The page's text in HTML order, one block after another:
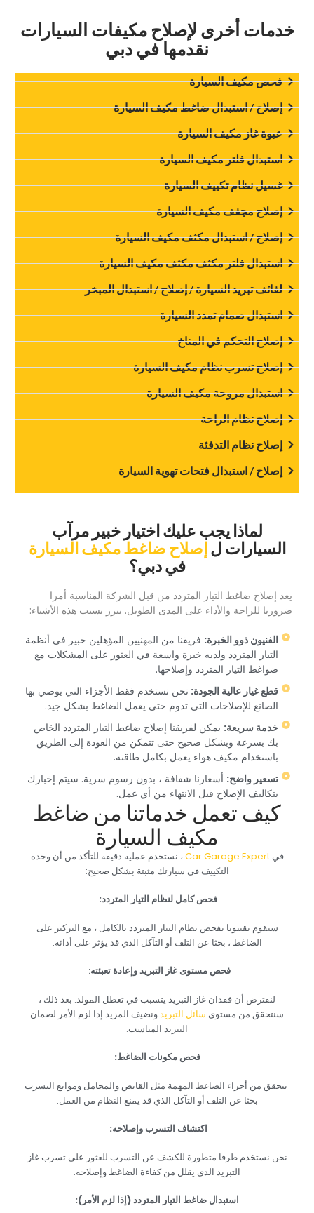
خدمات أخرى لإصلاح مكيفات السيارات
نقدمها في دبي
‏فحص مكيف السيارة‏
‏إصلاح / استبدال ضاغط مكيف السيارة‏
‏عبوة غاز مكيف السيارة‏
‏استبدال فلتر مكيف السيارة‏
غسيل نظام تكييف السيارة
‏إصلاح مجفف مكيف السيارة‏
‏إصلاح / استبدال مكثف مكيف السيارة‏
‏استبدال فلتر مكثف مكثف مكيف السيارة‏
‏لفائف تبريد السيارة / إصلاح / استبدال المبخر‏
‏استبدال صمام تمدد السيارة‏
‏إصلاح التحكم في المناخ‏
‏إصلاح تسرب نظام مكيف السيارة‏
‏استبدال مروحة مكيف السيارة‏
‏إصلاح نظام الراحة‏
‏إصلاح نظام التدفئة‏
‏إصلاح / استبدال فتحات تهوية السيارة‏
‏لماذا يجب عليك اختيار خبير مرآب
السيارات ل‏‏إصلاح ضاغط مكيف السيارة‏
‏في دبي؟‏
‏يعد إصلاح ضاغط التيار المتردد من قبل الشركة المناسبة أمرا
ضروريا للراحة والأداء على المدى الطويل. يبرز بسبب هذه الأشياء:‏
‏الفنيون ذوو الخبرة:‏ ‏ فريقنا من المهنيين المؤهلين خبير في أنظمة
التيار المتردد ولديه خبرة واسعة في العثور على المشكلات مع
ضواغط التيار المتردد وإصلاحها.‏
‏قطع غيار عالية الجودة: ‏ ‏نحن نستخدم فقط الأجزاء التي يوصي بها
الصانع للإصلاحات التي تدوم حتى يعمل الضاغط بشكل جيد.‏
‏خدمة سريعة:‏ ‏ يمكن لفريقنا إصلاح ضاغط التيار المتردد الخاص
بك بسرعة وبشكل صحيح حتى تتمكن من العودة إلى الطريق
باستخدام مكيف هواء يعمل بكامل طاقته.‏
‏تسعير واضح:‏ ‏ أسعارنا شفافة ، بدون رسوم سرية. سيتم إخبارك
بتكاليف الإصلاح قبل الانتهاء من أي عمل.‏
‏كيف تعمل خدماتنا من ضاغط
مكيف السيارة‏
‏في ‏
‏Car Garage Expert‏
‏ ، نستخدم عملية دقيقة للتأكد من أن وحدة
التكييف في سيارتك مثبتة بشكل صحيح:‏
‏فحص كامل لنظام التيار المتردد:‏
‏سيقوم تقنيونا بفحص نظام التيار المتردد بالكامل ، مع التركيز على
الضاغط ، بحثا عن التلف أو التآكل الذي قد يؤثر على أدائه.‏
‏فحص مستوى غاز التبريد وإعادة تعبئته‏‏: ‏
‏لنفترض أن فقدان غاز التبريد يتسبب في تعطل المولد. بعد ذلك ،
سنتحقق من مستوى سائل التبريدونضيف المزيد إذا لزم الأمر لضمان
التبريد المناسب.‏
‏فحص مكونات الضاغط:‏
‏نتحقق من أجزاء الضاغط المهمة مثل القابض والمحامل وموانع التسرب
بحثا عن التلف أو التآكل الذي قد يمنع النظام من العمل.‏
‏اكتشاف التسرب وإصلاحه:‏
‏نحن نستخدم طرقا متطورة للكشف عن التسرب للعثور على تسرب غاز
التبريد الذي يقلل من كفاءة الضاغط وإصلاحه.‏
‏استبدال ضاغط التيار المتردد (إذا لزم الأمر):‏